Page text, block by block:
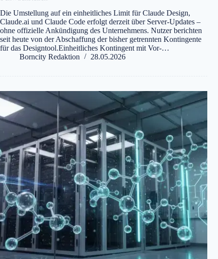
Die Umstellung auf ein einheitliches Limit für Claude Design,
Claude.ai und Claude Code erfolgt derzeit über Server-Updates –
ohne offizielle Ankündigung des Unternehmens. Nutzer berichten
seit heute von der Abschaffung der bisher getrennten Kontingente
für das Designtool.Einheitliches Kontingent mit Vor-…
Borncity Redaktion
28.05.2026